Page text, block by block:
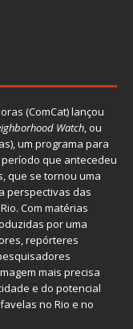
(ComCat) lançou
Watch, ou
um programa para
que antecedeu
que se tornou uma
perspectivas das
Com matérias
por uma
repórteres
mais precisa
e do potencial
no Rio e no